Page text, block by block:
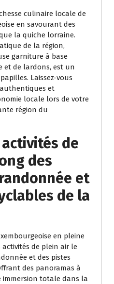
culinaire locale de
en savourant des
la quiche lorraine.
de la région,
garniture à base
et de lardons, est un
Laissez-vous
et
locale lors de votre
région du
de
des
et
de la
en pleine
de plein air le
et des pistes
des panoramas à
totale dans la